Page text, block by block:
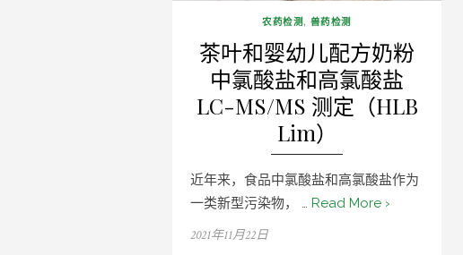
农药检测 , 兽药检测
茶叶和婴幼儿配方奶粉
中氯酸盐和高氯酸盐
LC-MS/MS 测定（HLB
Lim）
近年来，食品中氯酸盐和高氯酸盐作为
一类新型污染物， … Read More ›
Posted
2021年11月22日